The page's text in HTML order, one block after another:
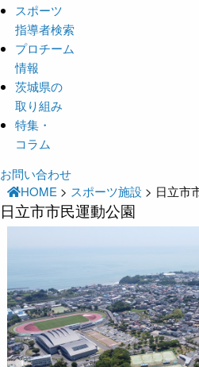
スポーツ
指導者検索
プロチーム
情報
茨城県の
取り組み
特集・
コラム
お問い合わせ
HOME > スポーツ施設 > 日立市
日立市市民運動公園